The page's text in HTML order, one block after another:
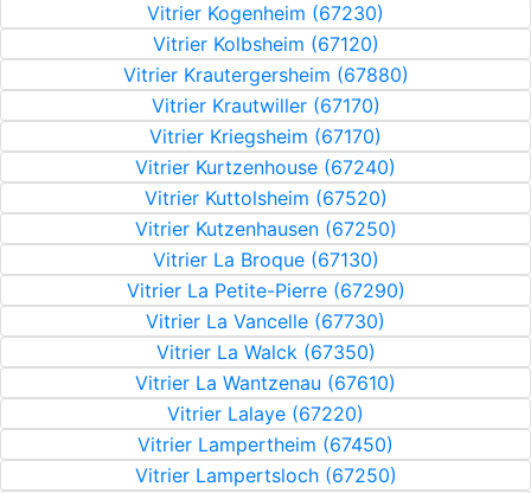
Vitrier Kogenheim (67230)
Vitrier Kolbsheim (67120)
Vitrier Krautergersheim (67880)
Vitrier Krautwiller (67170)
Vitrier Kriegsheim (67170)
Vitrier Kurtzenhouse (67240)
Vitrier Kuttolsheim (67520)
Vitrier Kutzenhausen (67250)
Vitrier La Broque (67130)
Vitrier La Petite-Pierre (67290)
Vitrier La Vancelle (67730)
Vitrier La Walck (67350)
Vitrier La Wantzenau (67610)
Vitrier Lalaye (67220)
Vitrier Lampertheim (67450)
Vitrier Lampertsloch (67250)